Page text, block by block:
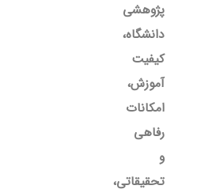
پژوهشی
دانشگاه،
کیفیت
آموزش،
امکانات
رفاهی
و
تحقیقاتی،